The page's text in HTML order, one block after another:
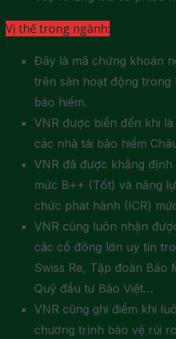
Vị thế trong ngành:
Đây là mã chứng khoán
trên sàn hoạt động trong
bảo hiểm.
VNR được biển đến khi
các nhà tái bảo hiểm
VNR đã được khẳng
mức B++ (Tốt) và năng
chức phát hành (ICR)
VNR cũng luôn nhận
các cổ đông lớn uy tín
Swiss Re, Tập đoàn Bảo
Quỹ đầu tư Bảo Việt…
VNR cũng ghi điểm khi
chương trình bảo vệ rủi